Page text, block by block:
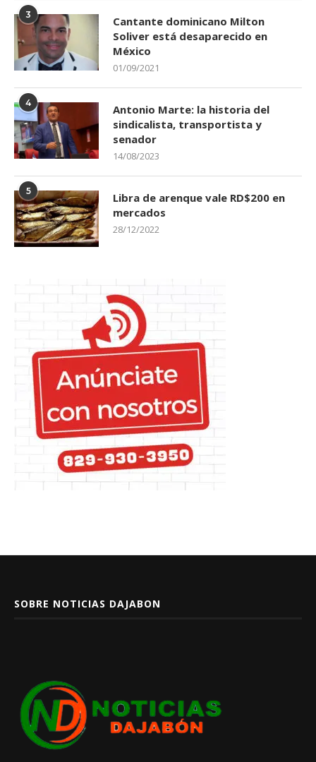
3
Cantante dominicano Milton
Soliver está desaparecido en
México
01/09/2021
4
Antonio Marte: la historia del
sindicalista, transportista y
senador
14/08/2023
5
Libra de arenque vale RD$200 en
mercados
28/12/2022
SOBRE NOTICIAS DAJABON